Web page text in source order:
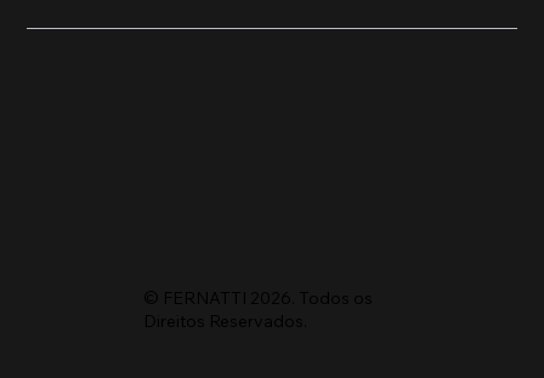
© FERNATTI 2026. Todos os
Direitos Reservados.